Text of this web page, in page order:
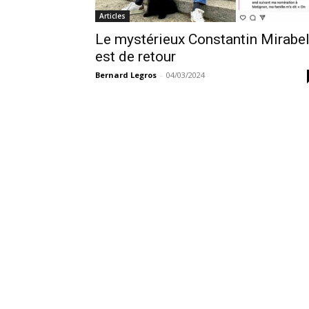
Articles
Le mystérieux Constantin Mirabel
est de retour
Bernard Legros - 04/03/2024